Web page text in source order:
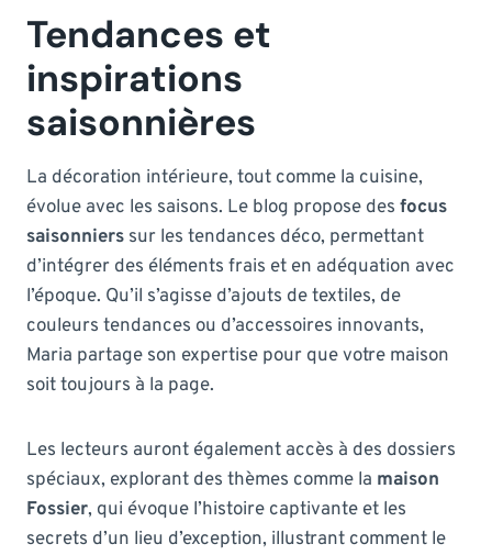
Tendances et
inspirations
saisonnières
La décoration intérieure, tout comme la cuisine,
évolue avec les saisons. Le blog propose des focus
saisonniers sur les tendances déco, permettant
d’intégrer des éléments frais et en adéquation avec
l’époque. Qu’il s’agisse d’ajouts de textiles, de
couleurs tendances ou d’accessoires innovants,
Maria partage son expertise pour que votre maison
soit toujours à la page.
Les lecteurs auront également accès à des dossiers
spéciaux, explorant des thèmes comme la maison
Fossier, qui évoque l’histoire captivante et les
secrets d’un lieu d’exception, illustrant comment le